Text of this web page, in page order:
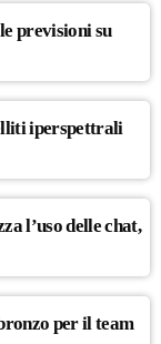
previsioni su
iperspettrali
l’uso delle chat,
per il team